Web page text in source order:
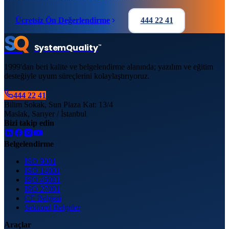
Ücretsiz Ön Değerlendirme 444 22 41
SQ SystemQuality™
1999'dan beri kalite ve belgelendirme alanında; yazılım ve eğitim
desteğiyle uyum süreçlerini kolaylaştırıyoruz.
444 22 41
Bilim Sokak, Sun Plaza Kat: 13/4
Maslak, Sarıyer / İstanbul
Bizi takip edin
Belgelendirme
ISO 9001
ISO 14001
ISO 45001
ISO 27001
CE Belgesi
Sektörel Belgeler
Araçlar